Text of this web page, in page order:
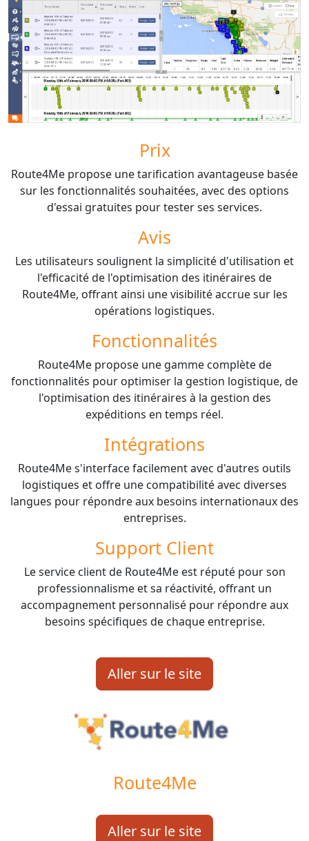
Prix
Route4Me propose une tarification avantageuse basée
sur les fonctionnalités souhaitées, avec des options
d'essai gratuites pour tester ses services.
Avis
Les utilisateurs soulignent la simplicité d'utilisation et
l'efficacité de l'optimisation des itinéraires de
Route4Me, offrant ainsi une visibilité accrue sur les
opérations logistiques.
Fonctionnalités
Route4Me propose une gamme complète de
fonctionnalités pour optimiser la gestion logistique, de
l'optimisation des itinéraires à la gestion des
expéditions en temps réel.
Intégrations
Route4Me s'interface facilement avec d'autres outils
logistiques et offre une compatibilité avec diverses
langues pour répondre aux besoins internationaux des
entreprises.
Support Client
Le service client de Route4Me est réputé pour son
professionnalisme et sa réactivité, offrant un
accompagnement personnalisé pour répondre aux
besoins spécifiques de chaque entreprise.
Aller sur le site
Route4Me
Aller sur le site